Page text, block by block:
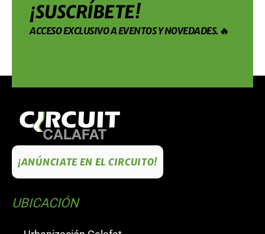
¡SUSCRÍBETE!
ACCESO EXCLUSIVO A EVENTOS Y NOVEDADES. 🔥
¡ANÚNCIATE EN EL CIRCUITO!
UBICACIÓN